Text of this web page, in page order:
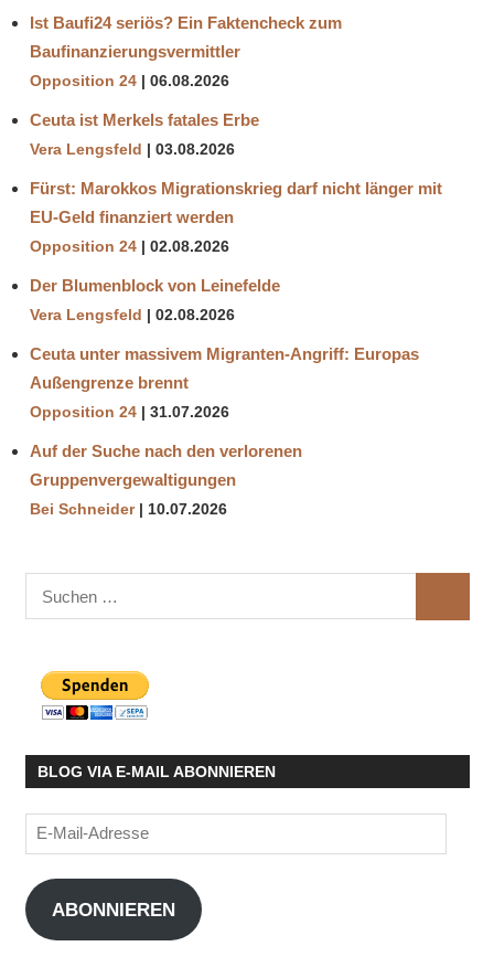
Ist Baufi24 seriös? Ein Faktencheck zum
Baufinanzierungsvermittler
Opposition 24 06.08.2026
Ceuta ist Merkels fatales Erbe
Vera Lengsfeld 03.08.2026
Fürst: Marokkos Migrationskrieg darf nicht länger mit
EU-Geld finanziert werden
Opposition 24 02.08.2026
Der Blumenblock von Leinefelde
Vera Lengsfeld 02.08.2026
Ceuta unter massivem Migranten-Angriff: Europas
Außengrenze brennt
Opposition 24 31.07.2026
Auf der Suche nach den verlorenen
Gruppenvergewaltigungen
Bei Schneider 10.07.2026
nach:
BLOG VIA E-MAIL ABONNIEREN
E-
Mail-
Adresse
ABONNIEREN